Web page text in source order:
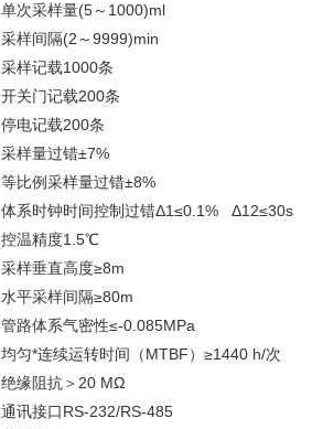
单次采样量(5～1000)ml
采样间隔(2～9999)min
采样记载1000条
开关门记载200条
停电记载200条
采样量过错±7%
等比例采样量过错±8%
体系时钟时间控制过错Δ1≤0.1% Δ12≤30s
控温精度1.5℃
采样垂直高度≥8m
水平采样间隔≥80m
管路体系气密性≤-0.085MPa
均匀*连续运转时间（MTBF）≥1440 h/次
绝缘阻抗＞20 MΩ
通讯接口RS-232/RS-485